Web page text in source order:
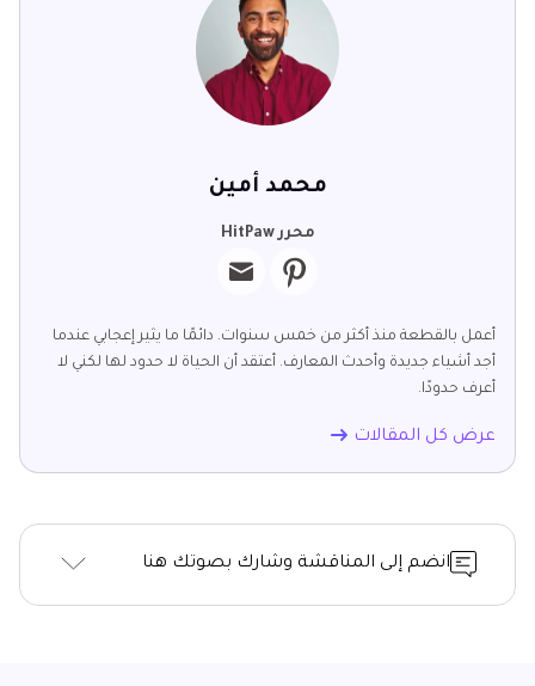
محمد أمين
محرر HitPaw
أعمل بالقطعة منذ أكثر من خمس سنوات. دائمًا ما يثير إعجابي عندما
أجد أشياء جديدة وأحدث المعارف. أعتقد أن الحياة لا حدود لها لكني لا
أعرف حدودًا.
عرض كل المقالات
انضم إلى المناقشة وشارك بصوتك هنا